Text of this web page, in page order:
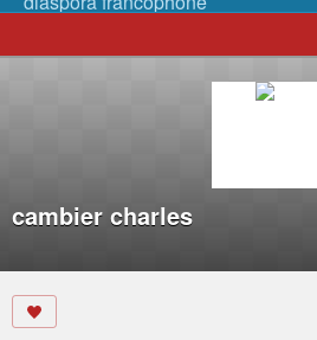
cambier charles